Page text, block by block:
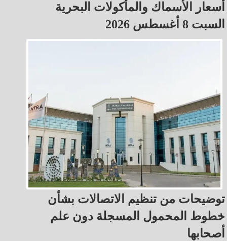
أسعار الأسماك والمأكولات البحرية
السبت 8 أغسطس 2026
توضيحات من تنظيم الاتصالات بشأن
خطوط المحمول المسجلة دون علم
أصحابها